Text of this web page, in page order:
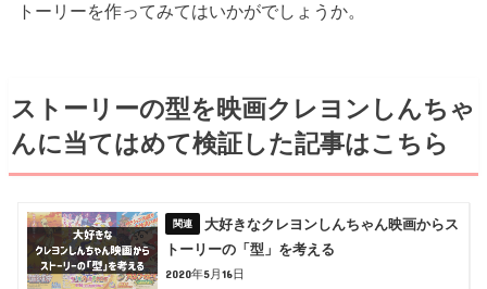
トーリーを作ってみてはいかがでしょうか。
ストーリーの型を映画クレヨンしんちゃ
んに当てはめて検証した記事はこちら
大好きなクレヨンしんちゃん映画からス
トーリーの「型」を考える
2020年5月16日